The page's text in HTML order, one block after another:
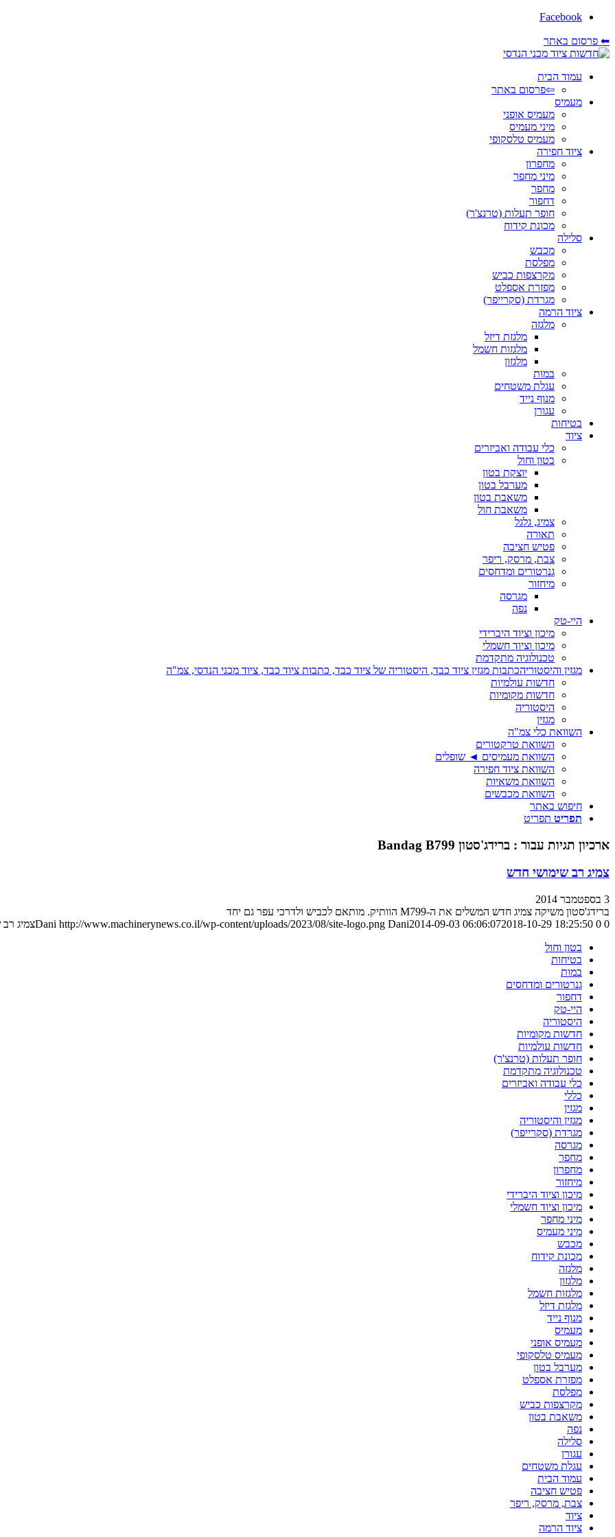
Facebook
⬅ פרסום באתר
עמוד הבית
⇦פרסום באתר
מעמיס
מעמיס אופני
מיני מעמיס
מעמיס טלסקופי
ציוד חפירה
מחפרון
מיני מחפר
מחפר
דחפור
חופר תעלות (טרנצ'ר)
מכונת קידוח
סלילה
מכבש
מפלסת
מקרצפות כביש
מפזרת אספלט
מגרדת (סקרייפר)
ציוד הרמה
מלגזה
מלגזת דיזל
מלגזות חשמל
מלגזון
במות
עגלת משטחים
מנוף נייד
עגורן
בטיחות
ציוד
כלי עבודה ואביזרים
בטון וחול
יוצקת בטון
מערבל בטון
משאבת בטון
משאבת חול
צמיג, גלגל
תאורה
פטיש חציבה
צבת, מרסק, ריפר
גנרטורים ומדחסים
מיחזור
מגרסה
נפה
היי-טק
מיכון וציוד היברידי
מיכון וציוד חשמלי
טכנולוגיה מתקדמת
מגזין והיסטוריהכתבות מגזין ציוד כבד, היסטוריה של ציוד כבד, כתבות ציוד כבד, ציוד מכני הנדסי, צמ"ה
חדשות עולמיות
חדשות מקומיות
היסטוריה
מגזין
השוואת כלי צמ"ה
השוואת טרקטורים
השוואת מעמיסים ◄ שופלים
השוואת ציוד חפירה
השוואת משאיות
השוואת מכבשים
חיפוש באתר
תפריט תפריט
ארכיון תגיות עבור : ברידג'סטון Bandag B799
צמיג רב שימושי חדש
3 בספטמבר 2014
ברידג'סטון משיקה צמיג חדש המשלים את ה-M799 הוותיק. מותאם לכביש ולדרכי עפר גם יחד
0
0
Dani http://www.machinerynews.co.il/wp-content/uploads/2023/08/site-logo.png Dani2014-09-03 06:06:072018-10-29 18:25:50
צמיג
בטון וחול
בטיחות
במות
גנרטורים ומדחסים
דחפור
היי-טק
היסטוריה
חדשות מקומיות
חדשות עולמיות
חופר תעלות (טרנצ'ר)
טכנולוגיה מתקדמת
כלי עבודה ואביזרים
כללי
מגזין
מגזין והיסטוריה
מגרדת (סקרייפר)
מגרסה
מחפר
מחפרון
מיחזור
מיכון וציוד היברידי
מיכון וציוד חשמלי
מיני מחפר
מיני מעמיס
מכבש
מכונת קידוח
מלגזה
מלגזון
מלגזות חשמל
מלגזת דיזל
מנוף נייד
מעמיס
מעמיס אופני
מעמיס טלסקופי
מערבל בטון
מפזרת אספלט
מפלסת
מקרצפות כביש
משאבת בטון
נפה
סלילה
עגורן
עגלת משטחים
עמוד הבית
פטיש חציבה
צבת, מרסק, ריפר
ציוד
ציוד הרמה